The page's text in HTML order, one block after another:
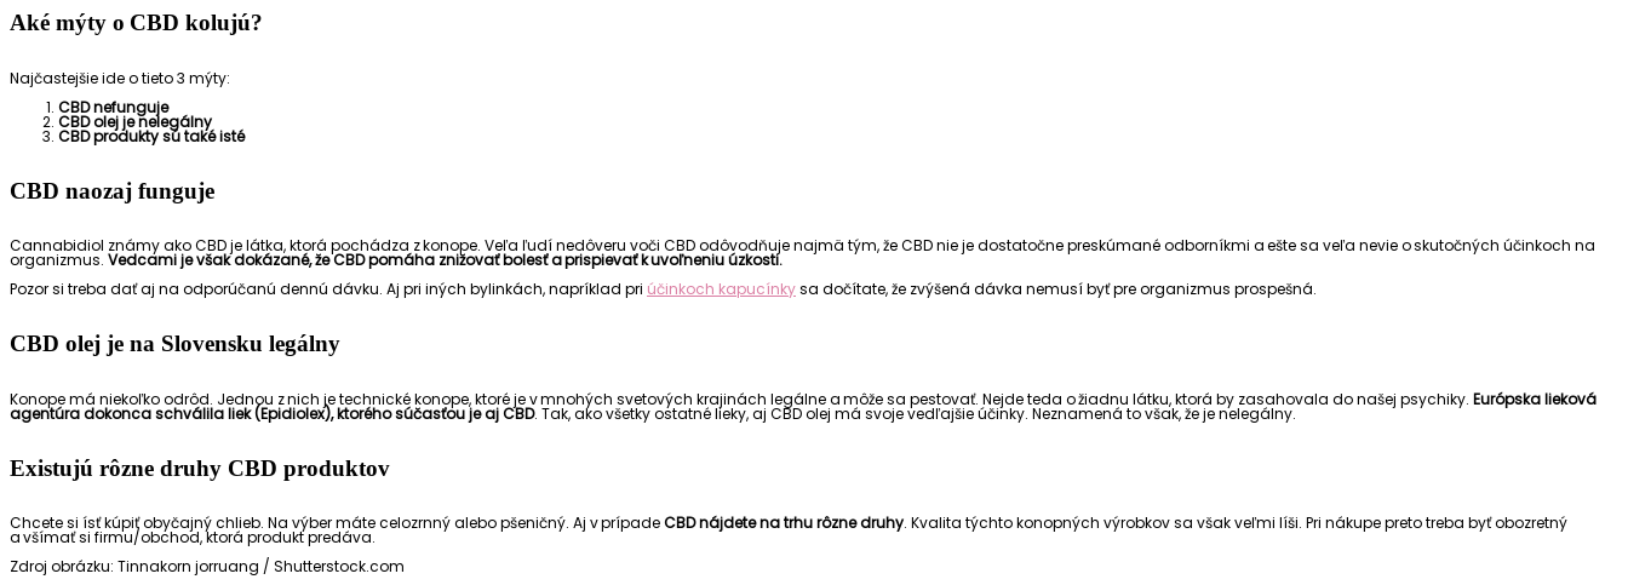
Aké mýty o CBD kolujú?
Najčastejšie ide o tieto 3 mýty:
CBD nefunguje
CBD olej je nelegálny
CBD produkty sú také isté
CBD naozaj funguje
Cannabidiol známy ako CBD je látka, ktorá pochádza z konope. Veľa ľudí nedôveru voči CBD odôvodňuje najmä tým, že CBD nie je dostatočne preskúmané odborníkmi a ešte sa veľa nevie o skutočných účinkoch na
organizmus. Vedcami je však dokázané, že CBD pomáha znižovať bolesť a prispievať k uvoľneniu úzkosti.
Pozor si treba dať aj na odporúčanú dennú dávku. Aj pri iných bylinkách, napríklad pri účinkoch kapucínkysa dočítate, že zvýšená dávka nemusí byť pre organizmus prospešná.
CBD olej je na Slovensku legálny
Konope má niekoľko odrôd. Jednou z nich je technické konope, ktoré je v mnohých svetových krajinách legálne a môže sa pestovať. Nejde teda o žiadnu látku, ktorá by zasahovala do našej psychiky. Európska lieková
agentúra dokonca schválila liek (Epidiolex), ktorého súčasťou je aj CBD. Tak, ako všetky ostatné lieky, aj CBD olej má svoje vedľajšie účinky. Neznamená to však, že je nelegálny.
Existujú rôzne druhy CBD produktov
Chcete si ísť kúpiť obyčajný chlieb. Na výber máte celozrnný alebo pšeničný. Aj v prípadeCBD nájdete na trhu rôzne druhy. Kvalita týchto konopných výrobkov sa však veľmi líši. Pri nákupe preto treba byť obozretný
a všímať si firmu/obchod, ktorá produkt predáva.
Zdroj obrázku: Tinnakorn jorruang / Shutterstock.com